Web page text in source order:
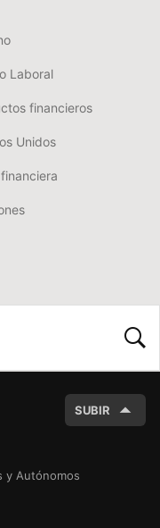
Laboral
financieros
Unidos
SUBIR
y Autónomos